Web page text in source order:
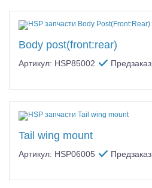
Body post(front:rear)
Артикул: HSP85002 Предзаказ
Tail wing mount
Артикул: HSP06005 Предзаказ